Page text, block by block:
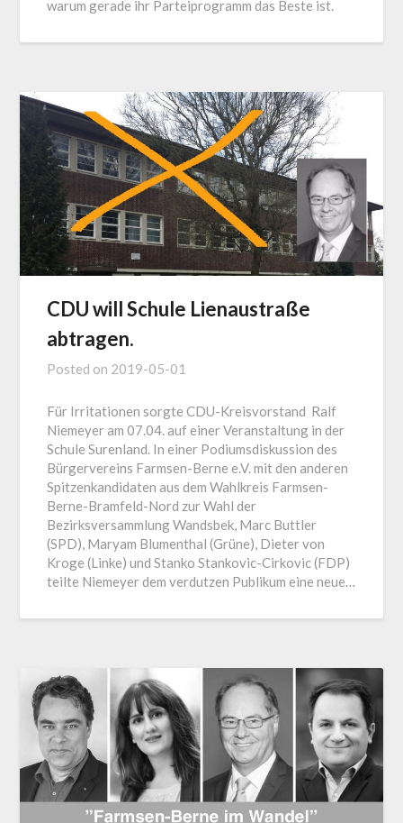
warum gerade ihr Parteiprogramm das Beste ist.
CDU will Schule Lienaustraße
abtragen.
Posted on 2019-05-01
Für Irritationen sorgte CDU-Kreisvorstand Ralf
Niemeyer am 07.04. auf einer Veranstaltung in der
Schule Surenland. In einer Podiumsdiskussion des
Bürgervereins Farmsen-Berne e.V. mit den anderen
Spitzenkandidaten aus dem Wahlkreis Farmsen-
Berne-Bramfeld-Nord zur Wahl der
Bezirksversammlung Wandsbek, Marc Buttler
(SPD), Maryam Blumenthal (Grüne), Dieter von
Kroge (Linke) und Stanko Stankovic-Cirkovic (FDP)
teilte Niemeyer dem verdutzen Publikum eine neue…